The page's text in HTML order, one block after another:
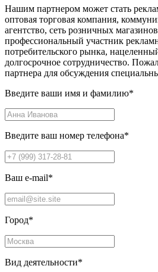
Нашим партнером может стать
оптовая торговая компания,
агентство, сеть розничных
профессиональный участник
потребительского рынка,
долгосрочное сотрудничество.
партнера для обсуждения
Введите ваши имя и фамилию*
Введите ваш номер телефона*
Ваш e-mail*
Город*
Вид деятельности*